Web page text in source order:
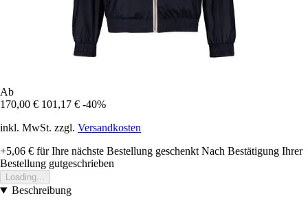
Ab
170,00 € 101,17 € -40%
inkl. MwSt. zzgl. Versandkosten
+5,06 € für Ihre nächste Bestellung geschenkt Nach Bestätigung Ihrer
Bestellung gutgeschrieben
Loading...
Beschreibung